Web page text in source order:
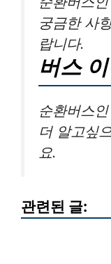
궁금한 사
랍니다.
버스
순환버스
더 알고싶
요.
관련된 글: